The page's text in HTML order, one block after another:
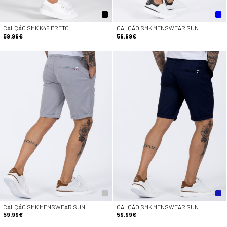
CALÇÃO SMK K46 PRETO
59.99€
CALÇÃO SMK MENSWEAR SUN
59.99€
CALÇÃO SMK MENSWEAR SUN
59.99€
CALÇÃO SMK MENSWEAR SUN
59.99€